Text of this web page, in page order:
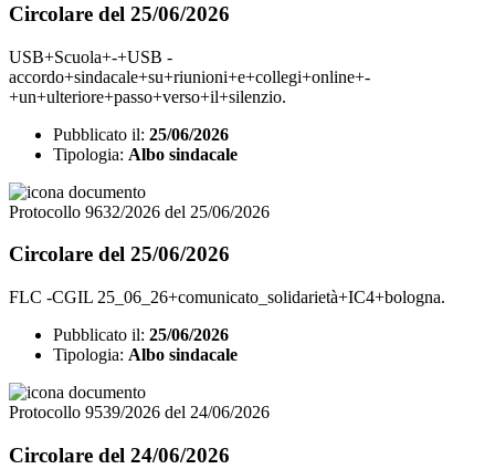
Circolare del 25/06/2026
USB+Scuola+-+USB -
accordo+sindacale+su+riunioni+e+collegi+online+-
+un+ulteriore+passo+verso+il+silenzio.
Pubblicato il: 25/06/2026
Tipologia: Albo sindacale
Protocollo 9632/2026 del 25/06/2026
Circolare del 25/06/2026
FLC -CGIL 25_06_26+comunicato_solidarietà+IC4+bologna.
Pubblicato il: 25/06/2026
Tipologia: Albo sindacale
Protocollo 9539/2026 del 24/06/2026
Circolare del 24/06/2026